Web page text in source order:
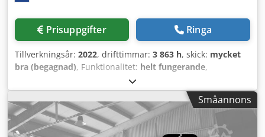
forsknings- och utvecklingscentret att stängas. Maskinerna
kommer att transporteras till Europa på ägarens
produktionsanläggningen i Nederländerna, EXW.
Detaljerna för en optimal transport ska fastställas.
Maskinpriset avser utan förpackning på pall.
Prisuppgifter Ringa
Tillverkningsår: 2022, drifttimmar: 3 863 h, skick: mycket
bra (begagnad), Funktionalitet: helt fungerande,
006682
erbjuder vi här en så gott som ny OI-sorteringslinje. Denna
anläggning kan testas i drift hos kund. Maskineriet består
av: OI-sortering: 0050 Bunkerband med doseringstrumma
BDF1200/2000*10000 0060 Stigningsband till sikt
Småannons